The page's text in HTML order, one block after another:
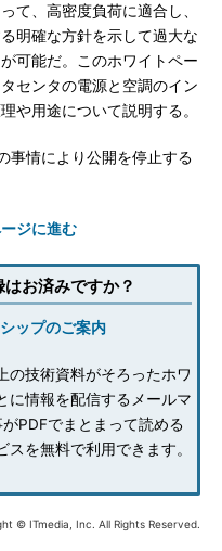
て、高密度負荷に適合し、
明確な方針を示して過大な
可能だ。このホワイトペー
センタの電源と空調のイン
や用途について説明する。
事情により公開を停止する
ジに進む
お済みですか？
ップのご案内
の技術資料がそろったホワ
に情報を配信するメールマ
PDFでまとまって読める
を無料で利用できます。
© ITmedia, Inc. All Rights Reserved.